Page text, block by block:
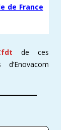
de France
de ces